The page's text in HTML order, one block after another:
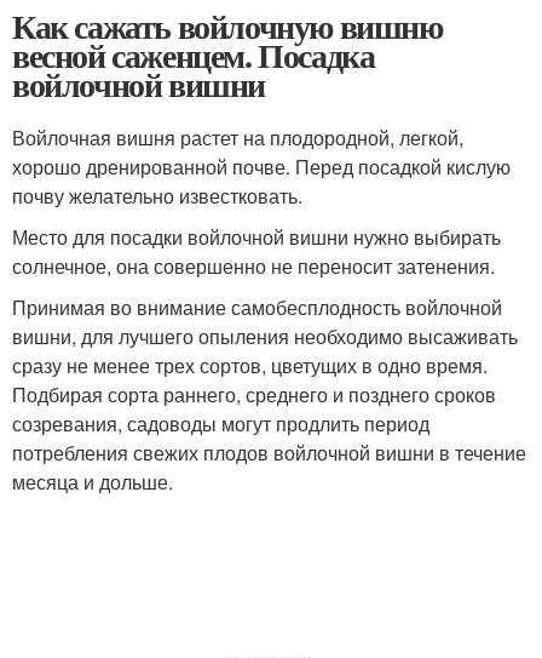
Как сажать войлочную вишню
весной саженцем. Посадка
войлочной вишни
Войлочная вишня растет на плодородной, легкой,
хорошо дренированной почве. Перед посадкой кислую
почву желательно известковать.
Место для посадки войлочной вишни нужно выбирать
солнечное, она совершенно не переносит затенения.
Принимая во внимание самобесплодность войлочной
вишни, для лучшего опыления необходимо высаживать
сразу не менее трех сортов, цветущих в одно время.
Подбирая сорта раннего, среднего и позднего сроков
созревания, садоводы могут продлить период
потребления свежих плодов войлочной вишни в течение
месяца и дольше.